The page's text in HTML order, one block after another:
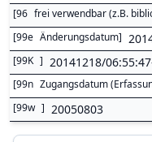
[96 frei verwendbar (z.B.
[99e Änderungsdatum]
[99K ] 20141218/
[99n Zugangsdatum
[99w ] 20050803